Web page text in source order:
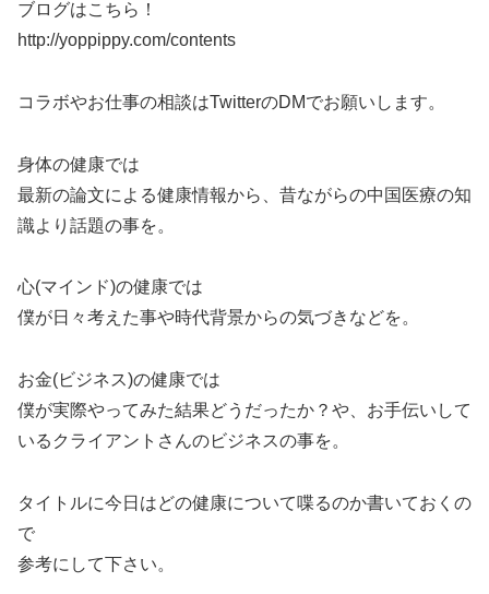
ブログはこちら！
http://yoppippy.com/contents
コラボやお仕事の相談はTwitterのDMでお願いします。
身体の健康では
最新の論文による健康情報から、昔ながらの中国医療の知
識より話題の事を。
心(マインド)の健康では
僕が日々考えた事や時代背景からの気づきなどを。
お金(ビジネス)の健康では
僕が実際やってみた結果どうだったか？や、お手伝いして
いるクライアントさんのビジネスの事を。
タイトルに今日はどの健康について喋るのか書いておくの
で
参考にして下さい。